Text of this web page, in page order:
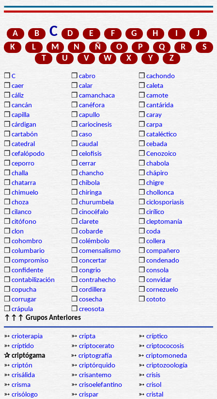
A B C D E F G H
J
K
L M N Ñ O P Q R
S
T
U V W X Y Z
❒ C ❒ cabro ❒ cachondo
❒ caer ❒ calar ❒ caleta
❒ cáliz ❒ camanchaca ❒ camote
❒ cancán ❒ canéfora ❒ cantárida
❒ capilla ❒ capullo ❒ caray
❒ cárdigan ❒ cariocinesis ❒ carpa
❒ cartabón ❒ caso ❒ cataléctico
❒ catedral ❒ caudal ❒ cebada
❒ cefalópodo ❒ celofisis ❒ Cenozoico
❒ ceporro ❒ cerrar ❒ chabola
❒ challa ❒ chancho ❒ chápiro
❒ chatarra ❒ chibola ❒ chigre
❒ chimuelo ❒ chiringa ❒ chollonca
❒ choza ❒ churumbela ❒ ciclosporiasis
❒ cilanco ❒ cinocéfalo ❒ cirílico
❒ citófono ❒ clarete ❒ cleptomanía
❒ clon ❒ cobarde ❒ coda
❒ cohombro ❒ colémbolo ❒ collera
❒ columbario ❒ comensalismo ❒ compañero
❒ compromiso ❒ concertar ❒ condenado
❒ confidente ❒ congrio ❒ consola
❒ contabilización ❒ contrahecho ❒ convidar
❒ copucha ❒ cordillera ❒ cornezuelo
❒ corrugar ❒ cosecha ❒ cototo
❒ crápula ❒ creosota
↑↑↑ Grupos Anteriores
➳ crioterapia ➳ cripta ➳ críptico
➳ críptido ➳ criptocerato ➳ criptococosis
✰ criptógama
➳ criptografía ➳ criptomoneda
➳ criptón ➳ criptórquido ➳ criptozoología
➳ crisálida ➳ crisantemo ➳ crisis
➳ crisma ➳ crisoelefantino ➳ crisol
➳ crisólogo ➳ crispar ➳ cristal